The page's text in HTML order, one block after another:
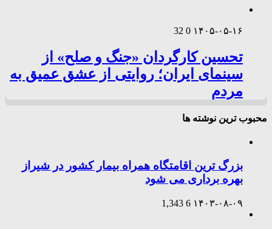
۱۴۰۵-۰۵-۱۶ 0
32
تحسین کارگردان «جنگ و صلح» از
سینمای ایران؛ روایتی از عشق عمیق به
مردم
محبوب ترین نوشته ها
بزرگ ترین اقامتگاه همراه بیمار کشور در شیراز
بهره برداری می شود
۱۴۰۳-۰۸-۰۹ 6
1,343